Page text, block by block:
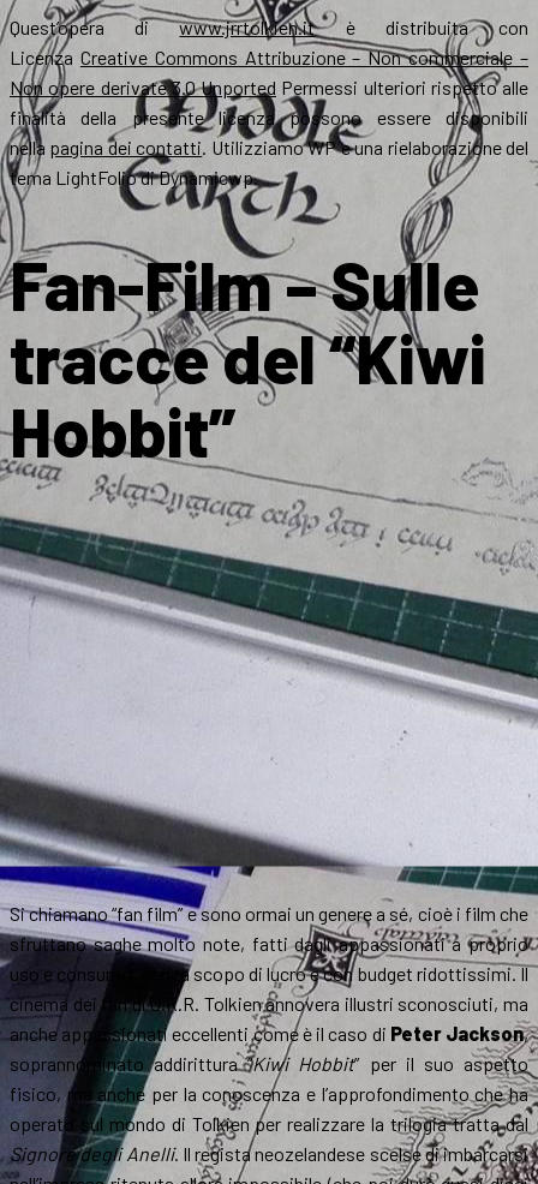
Quest’opera diwww.jrrtolkien.itè distribuita con
Licenza Creative Commons Attribuzione – Non commerciale –
Non opere derivate 3.0 Unported Permessi ulteriori rispetto alle
finalità della presente licenza possono essere disponibili
nella pagina dei contatti. Utilizziamo WP e una rielaborazione del
tema LightFolio di Dynamicwp.
Fan-Film – Sulle
tracce del “Kiwi
Hobbit”
Si chiamano “fan film” e sono ormai un genere a sé, cioè i film che
sfruttano saghe molto note, fatti dagli appassionati a proprio
uso e consumo, senza scopo di lucro e con budget ridottissimi. Il
cinema dei fan di J.R.R. Tolkien annovera illustri sconosciuti, ma
anche appassionati eccellenti come è il caso di Peter Jackson,
soprannominato addirittura “Kiwi Hobbit” per il suo aspetto
fisico, ma anche per la conoscenza e l’approfondimento che ha
operato sul mondo di Tolkien per realizzare la trilogia tratta dal
Signore degli Anelli. Il regista neozelandese scelse di imbarcarsi